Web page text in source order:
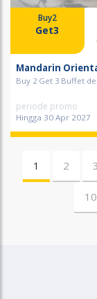
Buy2
Get3
Mandarin
Buy 2 Get 3 Buffet
periode promo
Hingga 30 Apr 2027
1 2 3
10